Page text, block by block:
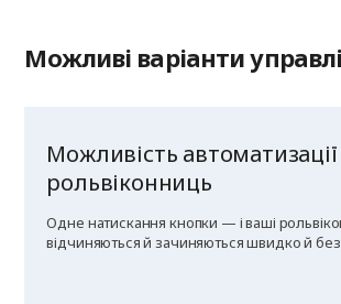
Можливі варіанти
Можливість автоматизації
рольвіконниць
Одне натискання кнопки — і ваші
відчиняються й зачиняються швидко й